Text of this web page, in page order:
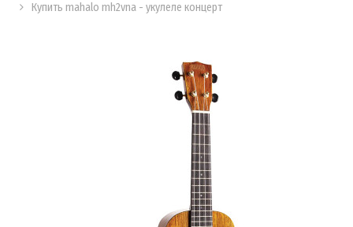
Купить mahalo mh2vna - укулеле концерт